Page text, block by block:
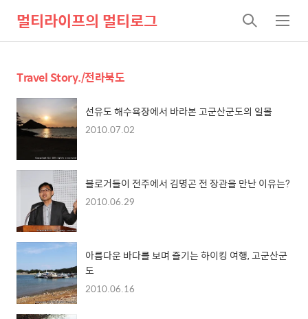
멀티라이프의 멀티로그
검
색
메
뉴
Travel Story./전라북도
선유도 해수욕장에서 바라본 고군산군도의 일몰
2010.07.02
블로거들이 전주에서 김명곤 전 장관을 만난 이유는?
2010.06.29
아름다운 바다를 보며 즐기는 하이킹 여행, 고군산군
도
2010.06.16